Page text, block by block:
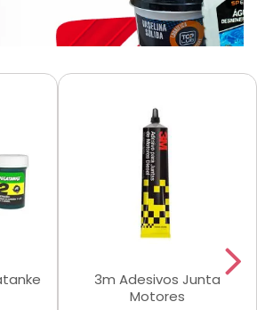
3m Adesivos Junta
Motores